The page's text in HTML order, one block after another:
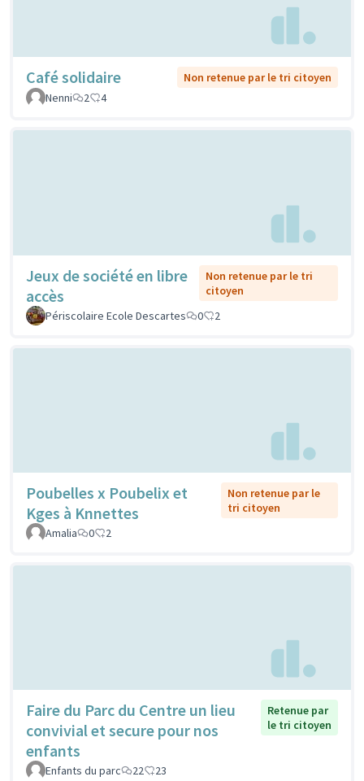
Café solidaire
Non retenue par le tri citoyen
Nenni
2 4
Jeux de société en libre
accès
Non retenue par le tri
citoyen
Périscolaire Ecole Descartes
0 2
Poubelles x Poubelix et
Kges à Knnettes
Non retenue par le
tri citoyen
Amalia
0 2
Faire du Parc du Centre un lieu
convivial et secure pour nos
enfants
Retenue par
le tri citoyen
Enfants du parc 22 23